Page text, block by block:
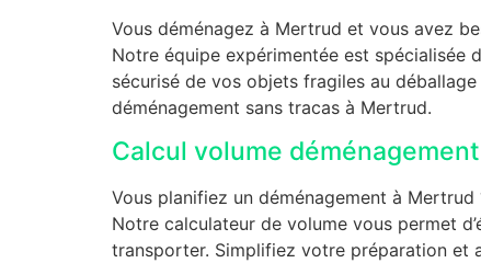
Vous déménagez à Mertrud et vous avez
Notre équipe expérimentée est spécialisée
sécurisé de vos objets fragiles au
déménagement sans tracas à Mertrud.
Calcul volume
Vous planifiez un déménagement à
Notre calculateur de volume vous permet
transporter. Simplifiez votre préparation et